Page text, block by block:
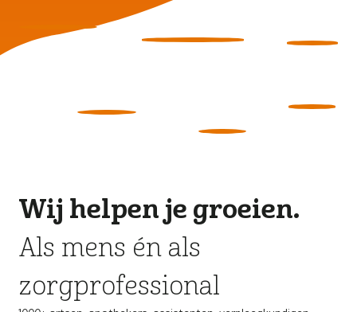
Wij helpen je groeien.
Als mens én als
zorgprofessional